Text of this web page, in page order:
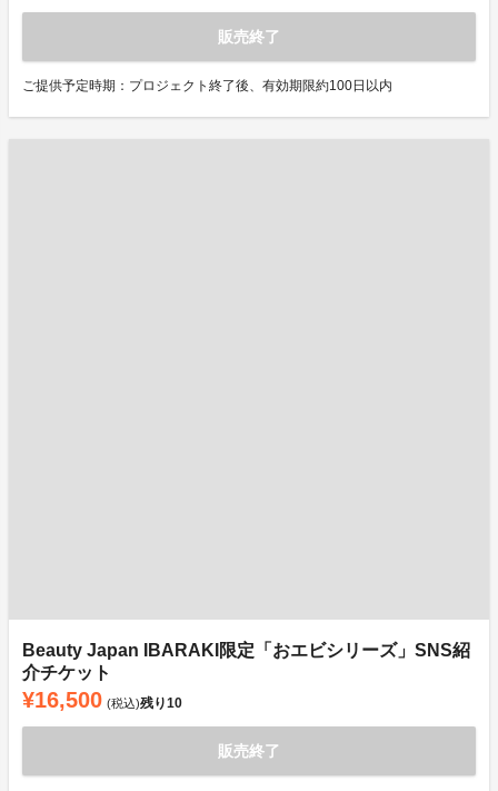
販売終了
ご提供予定時期：プロジェクト終了後、有効期限約100日以内
Beauty Japan IBARAKI限定「おエビシリーズ」SNS紹
介チケット
¥16,500 (税込)残り10
販売終了